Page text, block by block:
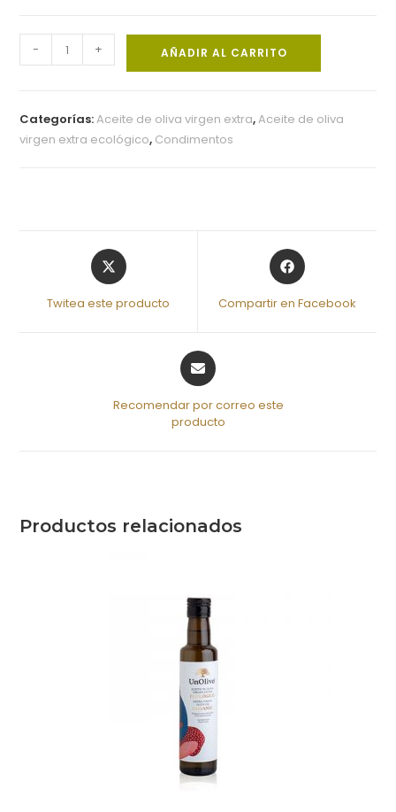
- + AÑADIR AL CARRITO
Categorías:Aceite de oliva virgen extra,Aceite de oliva
virgen extra ecológico, Condimentos
Twitea este producto Compartir en Facebook
Recomendar por correo este
producto
Productos relacionados